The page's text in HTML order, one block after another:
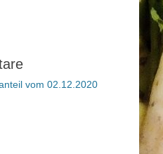
vom 02.12.2020